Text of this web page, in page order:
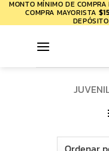
Saltar
al
MONTO MÍNIMO DE
COMPRA MAYORISTA